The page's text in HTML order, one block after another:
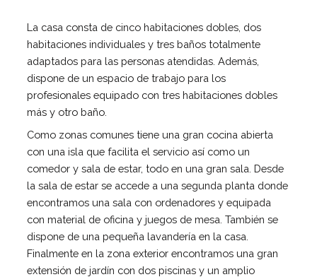
Contacto
La casa consta de cinco habitaciones dobles, dos
habitaciones individuales y tres baños totalmente
adaptados para las personas atendidas. Además,
dispone de un espacio de trabajo para los
profesionales equipado con tres habitaciones dobles
más y otro baño.
Como zonas comunes tiene una gran cocina abierta
con una isla que facilita el servicio así como un
comedor y sala de estar, todo en una gran sala. Desde
la sala de estar se accede a una segunda planta donde
encontramos una sala con ordenadores y equipada
con material de oficina y juegos de mesa. También se
dispone de una pequeña lavandería en la casa.
Finalmente en la zona exterior encontramos una gran
extensión de jardín con dos piscinas y un amplio